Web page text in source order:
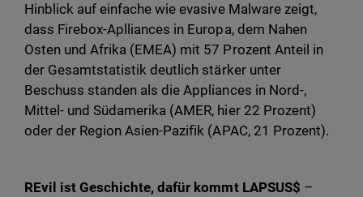
Hinblick auf einfache wie evasive Malware zeigt,
dass Firebox-Aplliances in Europa, dem Nahen
Osten und Afrika (EMEA) mit 57 Prozent Anteil in
der Gesamtstatistik deutlich stärker unter
Beschuss standen als die Appliances in Nord-,
Mittel- und Südamerika (AMER, hier 22 Prozent)
oder der Region Asien-Pazifik (APAC, 21 Prozent).
REvil ist Geschichte, dafür kommt LAPSUS$ –